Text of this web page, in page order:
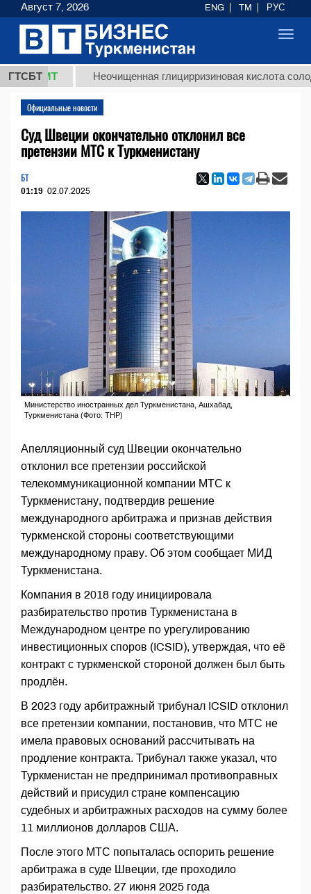
ГТСБТ Неочищенная глицирризиновая кислота
Официальные новости
Суд Швеции окончательно отклонил все
претензии МТС к Туркменистану
БТ
01:19 02.07.2025
Министерство иностранных дел Туркменистана, Ашхабад,
Туркменистана (Фото: ТНР)
Апелляционный суд Швеции окончательно
отклонил все претензии российской
телекоммуникационной компании МТС к
Туркменистану, подтвердив решение
международного арбитража и признав действия
туркменской стороны соответствующими
международному праву. Об этом сообщает МИД
Туркменистана.
Компания в 2018 году инициировала
разбирательство против Туркменистана в
Международном центре по урегулированию
инвестиционных споров (ICSID), утверждая, что её
контракт с туркменской стороной должен был быть
продлён.
В 2023 году арбитражный трибунал ICSID отклонил
все претензии компании, постановив, что МТС не
имела правовых оснований рассчитывать на
продление контракта. Трибунал также указал, что
Туркменистан не предпринимал противоправных
действий и присудил стране компенсацию
судебных и арбитражных расходов на сумму более
11 миллионов долларов США.
После этого МТС попыталась оспорить решение
арбитража в суде Швеции, где проходило
разбирательство. 27 июня 2025 года
Август 7, 2026 ENG TM РУС